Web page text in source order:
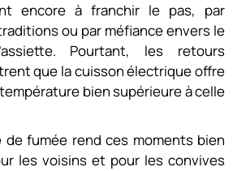
encore à franchir le pas, par
ou par méfiance envers le
Pourtant, les retours
que la cuisson électrique offre
bien supérieure à celle
de fumée rend ces moments bien
les voisins et pour les convives